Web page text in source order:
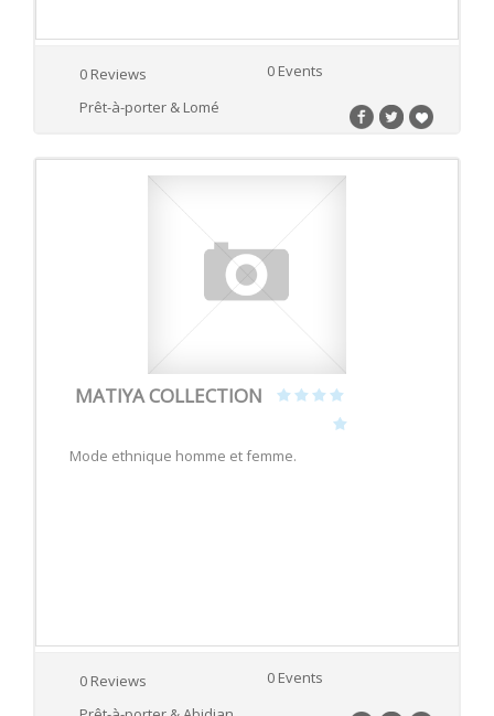
0 Reviews
0 Events
Prêt-à-porter & Lomé
MATIYA COLLECTION
Mode ethnique homme et femme.
0 Reviews
0 Events